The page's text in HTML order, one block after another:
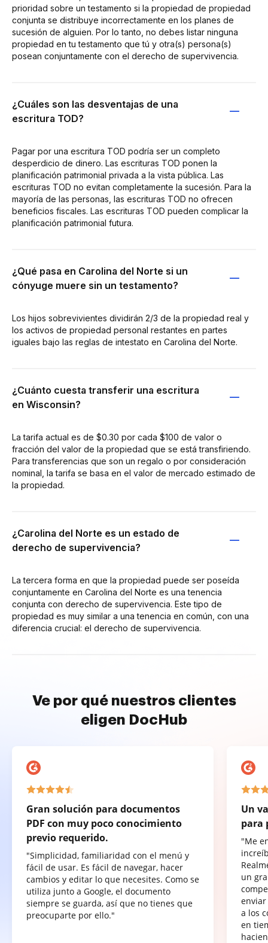
prioridad sobre un testamento si la propiedad de propiedad
conjunta se distribuye incorrectamente en los planes de
sucesión de alguien. Por lo tanto, no debes listar ninguna
propiedad en tu testamento que tú y otra(s) persona(s)
posean conjuntamente con el derecho de supervivencia.
¿Cuáles son las desventajas de una
escritura TOD?
Pagar por una escritura TOD podría ser un completo
desperdicio de dinero. Las escrituras TOD ponen la
planificación patrimonial privada a la vista pública. Las
escrituras TOD no evitan completamente la sucesión. Para la
mayoría de las personas, las escrituras TOD no ofrecen
beneficios fiscales. Las escrituras TOD pueden complicar la
planificación patrimonial futura.
¿Qué pasa en Carolina del Norte si un
cónyuge muere sin un testamento?
Los hijos sobrevivientes dividirán 2/3 de la propiedad real y
los activos de propiedad personal restantes en partes
iguales bajo las reglas de intestato en Carolina del Norte.
¿Cuánto cuesta transferir una escritura
en Wisconsin?
La tarifa actual es de $0.30 por cada $100 de valor o
fracción del valor de la propiedad que se está transfiriendo.
Para transferencias que son un regalo o por consideración
nominal, la tarifa se basa en el valor de mercado estimado de
la propiedad.
¿Carolina del Norte es un estado de
derecho de supervivencia?
La tercera forma en que la propiedad puede ser poseída
conjuntamente en Carolina del Norte es una tenencia
conjunta con derecho de supervivencia. Este tipo de
propiedad es muy similar a una tenencia en común, con una
diferencia crucial: el derecho de supervivencia.
Ve por qué nuestros clientes
eligen DocHub
Gran solución para documentos
PDF con muy poco conocimiento
previo requerido.
"Simplicidad, familiaridad con el menú y
fácil de usar. Es fácil de navegar, hacer
cambios y editar lo que necesites. Como se
utiliza junto a Google, el documento
siempre se guarda, así que no tienes que
preocuparte por ello."
Un
para
"Me
un
a los
en